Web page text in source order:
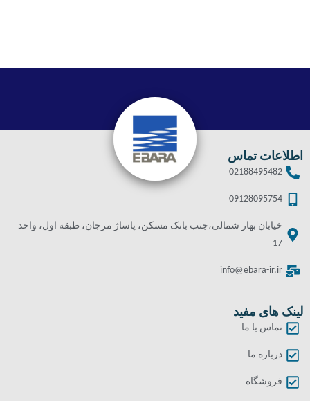
اطلاعات تماس
02188495482
09128095754
خیابان بهار شمالی،جنب بانک مسکن، پاساژ مرجان، طبقه اول، واحد
17
info@ebara-ir.ir
لینک های مفید
تماس با ما
درباره ما
فروشگاه